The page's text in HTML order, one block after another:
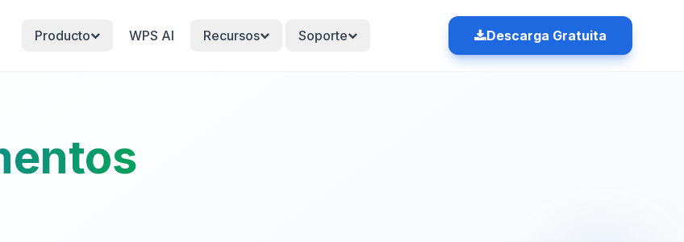
Producto WPS AI Recursos Soporte Descarga Gratuita